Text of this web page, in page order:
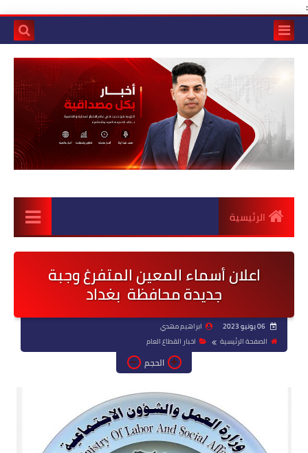
:
الرئيسية
اعلان أسماء المعين المتفرغ وجبة
جديدة محافظة بغداد
ابراهيم مهدي
الصفحة الرئيسية
اخبار القطاع العام
الحجم